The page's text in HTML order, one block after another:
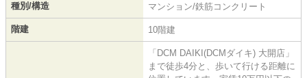
種別/構造 マンション/鉄筋コンクリート
階建 10階建
「DCM DAIKI(DCMダイキ) 大開店」
まで徒歩4分と、歩いて行ける距離に